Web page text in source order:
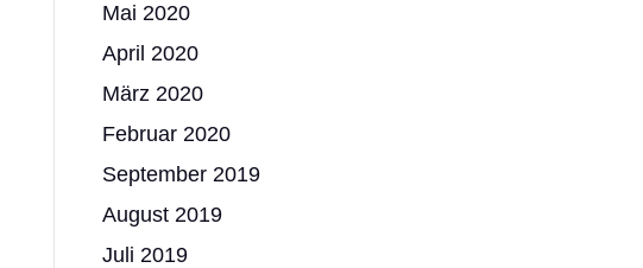
Mai 2020
April 2020
März 2020
Februar 2020
September 2019
August 2019
Juli 2019